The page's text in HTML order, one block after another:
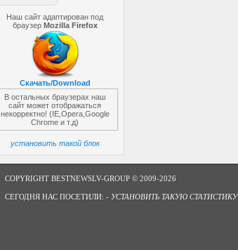
Наш сайт адаптирован под
браузер Mozilla Firefox
Скачать/Download
В остальных браузерах наш
сайт может отображаться
некорректно! (IE,Opera,Google
Chrome и т.д)
установить такой блок
COPYRIGHT BESTNEWSLV-GROUP © 2009-2026
СЕГОДНЯ НАС ПОСЕТИЛИ: - УСТАНОВИТЬ ТАКУЮ СТАТИСТИКУ